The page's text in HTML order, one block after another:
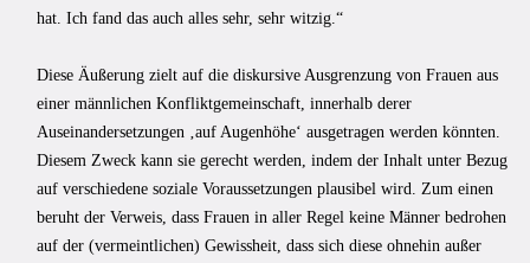
hat. Ich fand das auch alles sehr, sehr witzig.“
Diese Äußerung zielt auf die diskursive Ausgrenzung von Frauen aus
einer männlichen Konfliktgemeinschaft, innerhalb derer
Auseinandersetzungen ‚auf Augenhöhe‘ ausgetragen werden könnten.
Diesem Zweck kann sie gerecht werden, indem der Inhalt unter Bezug
auf verschiedene soziale Voraussetzungen plausibel wird. Zum einen
beruht der Verweis, dass Frauen in aller Regel keine Männer bedrohen
auf der (vermeintlichen) Gewissheit, dass sich diese ohnehin außer